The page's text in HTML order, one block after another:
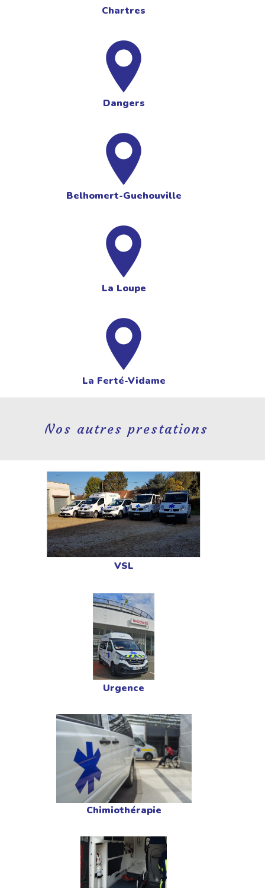
Chartres
Dangers
Belhomert-Guehouville
La Loupe
La Ferté-Vidame
Nos autres prestations
VSL
Urgence
Chimiothérapie